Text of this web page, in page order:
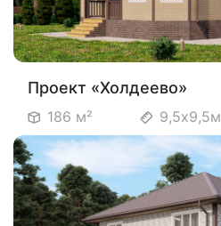
Проект «Холдеево»
186 м² 9,5х9,5м